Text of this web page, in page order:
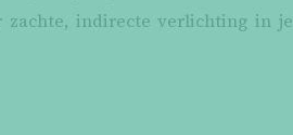
zachte, indirecte verlichting in je